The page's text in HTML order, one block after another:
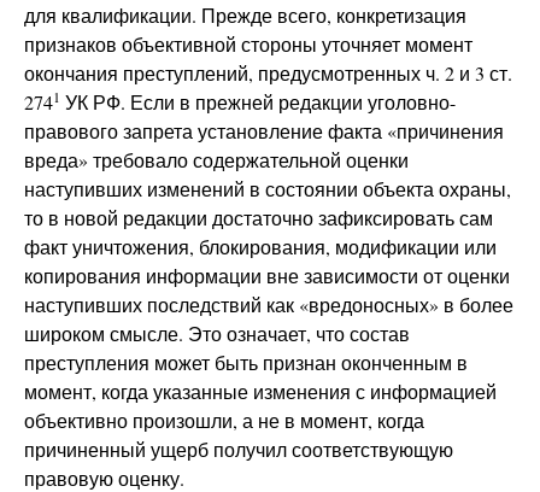
для квалификации. Прежде всего, конкретизация
признаков объективной стороны уточняет момент
окончания преступлений, предусмотренных ч. 2 и 3 ст.
2741 УК РФ. Если в прежней редакции уголовно-
правового запрета установление факта «причинения
вреда» требовало содержательной оценки
наступивших изменений в состоянии объекта охраны,
то в новой редакции достаточно зафиксировать сам
факт уничтожения, блокирования, модификации или
копирования информации вне зависимости от оценки
наступивших последствий как «вредоносных» в более
широком смысле. Это означает, что состав
преступления может быть признан оконченным в
момент, когда указанные изменения с информацией
объективно произошли, а не в момент, когда
причиненный ущерб получил соответствующую
правовую оценку.